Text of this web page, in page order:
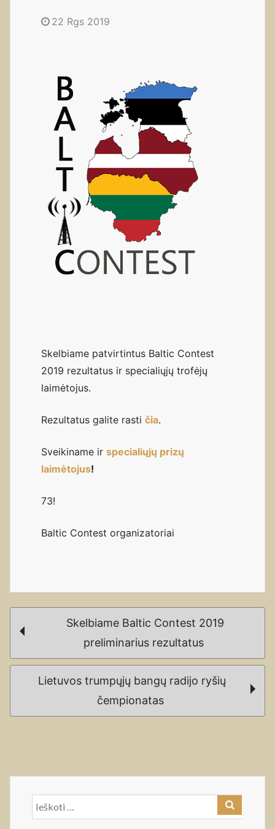
22 Rgs 2019
Skelbiame patvirtintus Baltic Contest
2019 rezultatus ir specialiųjų trofėjų
laimėtojus.
Rezultatus galite rasti čia.
Sveikiname ir specialiųjų prizų
laimėtojus!
73!
Baltic Contest organizatoriai
Post
navigation
Skelbiame Baltic Contest 2019
preliminarius rezultatus
Lietuvos trumpųjų bangų radijo ryšių
čempionatas
Ieškoti: